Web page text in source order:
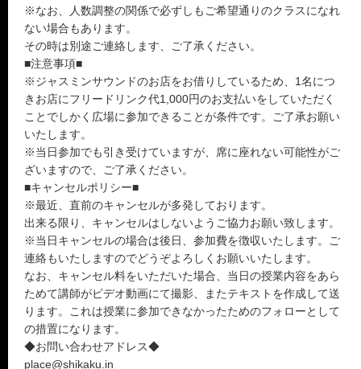
※なお、人数調整の関係で必ずしもご希望通りのクラスになれ
ない場合もあります。
その時は別途ご連絡します、ご了承ください。
■注意事項■
※ジャスミンサウンドのお店をお借りしているため、1名につ
きお店にフリードリンク代1,000円のお支払いをしていただく
ことでしかく広場に参加できることが条件です。ご了承お願い
いたします。
※当日参加でも引き受けていますが、席に座れない可能性がご
ざいますので、ご了承ください。
■キャンセルポリシー■
※最近、直前のキャンセルが多発しております。
出来る限り、キャンセルはしないようご協力お願い致します。
※当日キャンセルの場合は後日、参加費を徴収いたします。ご
連絡もいたしますのでどうぞよろしくお願いいたします。
なお、キャンセル料をいただいた場合、当日の授業内容をあら
ためて講師がビデオ動画にて撮影、またテキストを作成して送
ります。これは授業に参加できなかったためのフォローとして
の措置になります。
◆お問い合わせアドレス◆
place@shikaku.in